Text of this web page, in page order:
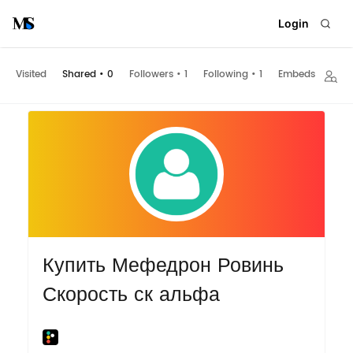
Login
Visited Shared • 0 Followers • 1 Following • 1 Embeds
Купить Мефедрон Ровинь
Скорость ск альфа